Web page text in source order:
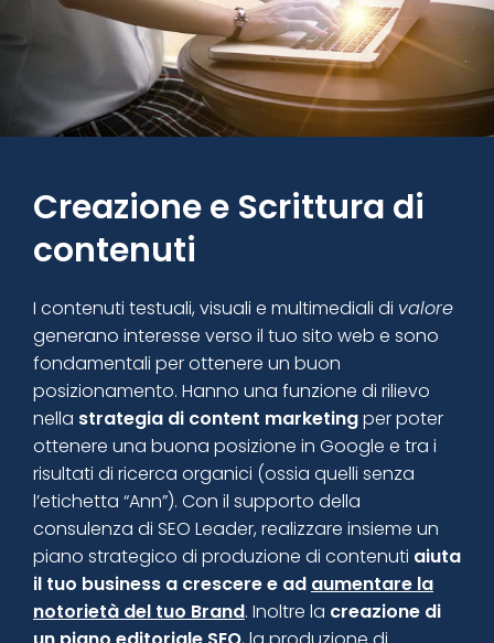
Creazione e Scrittura di
contenuti
I contenuti testuali, visuali e multimediali di valore
generano interesse verso il tuo sito web e sono
fondamentali per ottenere un buon
posizionamento. Hanno una funzione di rilievo
nella strategia di content marketingper poter
ottenere una buona posizione in Google e tra i
risultati di ricerca organici (ossia quelli senza
l’etichetta “Ann”). Con il supporto della
consulenza di SEO Leader, realizzare insieme un
piano strategico di produzione di contenuti aiuta
il tuo business a crescere e ad aumentare la
notorietà del tuo Brand. Inoltre la creazione di